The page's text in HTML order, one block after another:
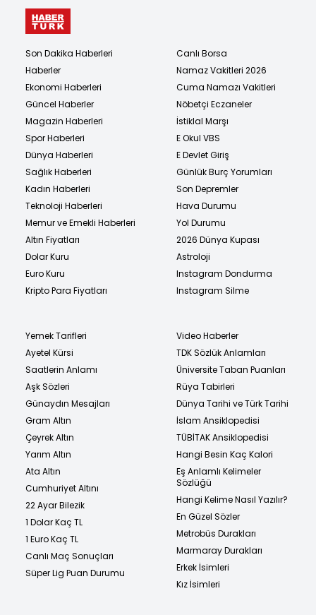
Son Dakika Haberleri
Haberler
Ekonomi Haberleri
Güncel Haberler
Magazin Haberleri
Spor Haberleri
Dünya Haberleri
Sağlık Haberleri
Kadın Haberleri
Teknoloji Haberleri
Memur ve Emekli Haberleri
Altın Fiyatları
Dolar Kuru
Euro Kuru
Kripto Para Fiyatları
Canlı Borsa
Namaz Vakitleri 2026
Cuma Namazı Vakitleri
Nöbetçi Eczaneler
İstiklal Marşı
E Okul VBS
E Devlet Giriş
Günlük Burç Yorumları
Son Depremler
Hava Durumu
Yol Durumu
2026 Dünya Kupası
Astroloji
Instagram Dondurma
Instagram Silme
Yemek Tarifleri
Ayetel Kürsi
Saatlerin Anlamı
Aşk Sözleri
Günaydın Mesajları
Gram Altın
Çeyrek Altın
Yarım Altın
Ata Altın
Cumhuriyet Altını
22 Ayar Bilezik
1 Dolar Kaç TL
1 Euro Kaç TL
Canlı Maç Sonuçları
Süper Lig Puan Durumu
Video Haberler
TDK Sözlük Anlamları
Üniversite Taban Puanları
Rüya Tabirleri
Dünya Tarihi ve Türk Tarihi
İslam Ansiklopedisi
TÜBİTAK Ansiklopedisi
Hangi Besin Kaç Kalori
Eş Anlamlı Kelimeler
Sözlüğü
Hangi Kelime Nasıl Yazılır?
En Güzel Sözler
Metrobüs Durakları
Marmaray Durakları
Erkek İsimleri
Kız İsimleri